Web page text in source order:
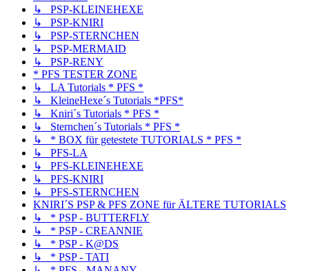
↳ PSP-KLEINEHEXE
↳ PSP-KNIRI
↳ PSP-STERNCHEN
↳ PSP-MERMAID
↳ PSP-RENY
* PFS TESTER ZONE
↳ LA Tutorials * PFS *
↳ KleineHexe´s Tutorials *PFS*
↳ Kniri´s Tutorials * PFS *
↳ Sternchen´s Tutorials * PFS *
↳ * BOX für getestete TUTORIALS * PFS *
↳ PFS-LA
↳ PFS-KLEINEHEXE
↳ PFS-KNIRI
↳ PFS-STERNCHEN
KNIRI´S PSP & PFS ZONE für ÄLTERE TUTORIALS
↳ * PSP - BUTTERFLY
↳ * PSP - CREANNIE
↳ * PSP - K@DS
↳ * PSP - TATI